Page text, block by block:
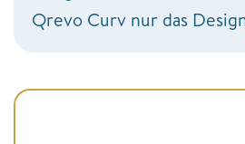
Qrevo Curv nur das